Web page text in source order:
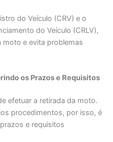
do Veículo (CRV) e o
do Veículo (CRLV),
moto e evita problemas
os Prazos e Requisitos
efetuar a retirada da moto.
procedimentos, por isso, é
e requisitos